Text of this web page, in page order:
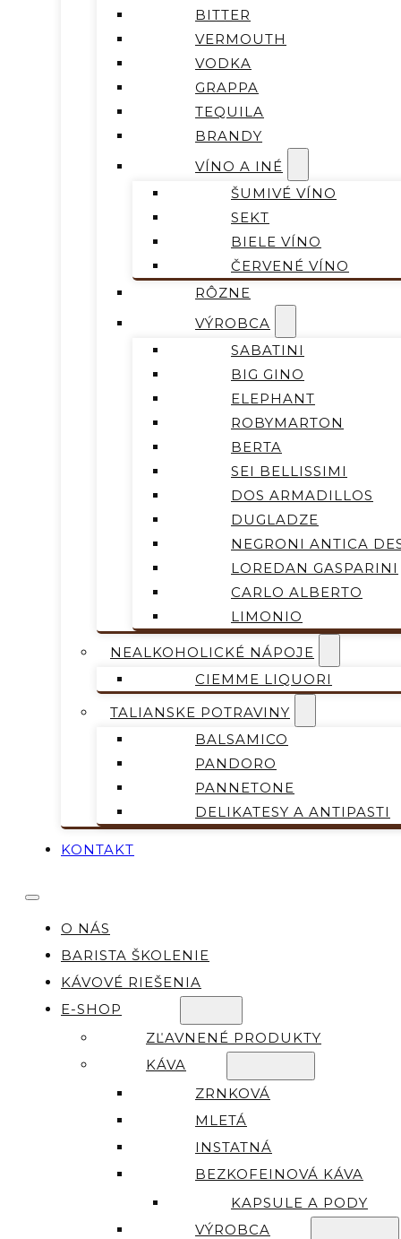
BITTER
VERMOUTH
VODKA
GRAPPA
TEQUILA
BRANDY
VÍNO A INÉ
ŠUMIVÉ VÍNO
SEKT
BIELE VÍNO
ČERVENÉ VÍNO
RÔZNE
VÝROBCA
SABATINI
BIG GINO
ELEPHANT
ROBYMARTON
BERTA
SEI BELLISSIMI
DOS ARMADILLOS
DUGLADZE
NEGRONI ANTICA
LOREDAN GASPARINI
CARLO ALBERTO
LIMONIO
NEALKOHOLICKÉ NÁPOJE
CIEMME LIQUORI
TALIANSKE POTRAVINY
BALSAMICO
PANDORO
PANNETONE
DELIKATESY A ANTIPASTI
KONTAKT
O NÁS
BARISTA ŠKOLENIE
KÁVOVÉ RIEŠENIA
E-SHOP
ZĽAVNENÉ PRODUKTY
KÁVA
ZRNKOVÁ
MLETÁ
INSTATNÁ
BEZKOFEINOVÁ KÁVA
KAPSULE A PODY
VÝROBCA